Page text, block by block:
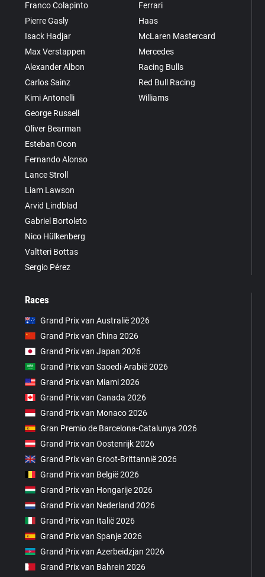
Franco Colapinto
Pierre Gasly
Isack Hadjar
Max Verstappen
Alexander Albon
Carlos Sainz
Kimi Antonelli
George Russell
Oliver Bearman
Esteban Ocon
Fernando Alonso
Lance Stroll
Liam Lawson
Arvid Lindblad
Gabriel Bortoleto
Nico Hülkenberg
Valtteri Bottas
Sergio Pérez
Ferrari
Haas
McLaren Mastercard
Mercedes
Racing Bulls
Red Bull Racing
Williams
Races
Grand Prix van Australië 2026
Grand Prix van China 2026
Grand Prix van Japan 2026
Grand Prix van Saoedi-Arabië 2026
Grand Prix van Miami 2026
Grand Prix van Canada 2026
Grand Prix van Monaco 2026
Gran Premio de Barcelona-Catalunya 2026
Grand Prix van Oostenrijk 2026
Grand Prix van Groot-Brittannië 2026
Grand Prix van België 2026
Grand Prix van Hongarije 2026
Grand Prix van Nederland 2026
Grand Prix van Italië 2026
Grand Prix van Spanje 2026
Grand Prix van Azerbeidzjan 2026
Grand Prix van Bahrein 2026